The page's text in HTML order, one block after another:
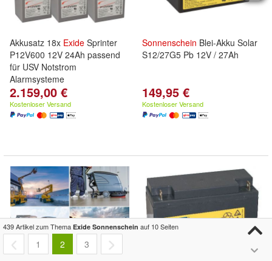
Akkusatz 18x Exide Sprinter
P12V600 12V 24Ah passend
für USV Notstrom
Alarmsysteme
2.159,00 €
Kostenloser Versand
Sonnenschein Blei-Akku Solar
S12/27G5 Pb 12V / 27Ah
149,95 €
Kostenloser Versand
439 Artikel zum Thema Exide Sonnenschein auf 10 Seiten
1 2 3